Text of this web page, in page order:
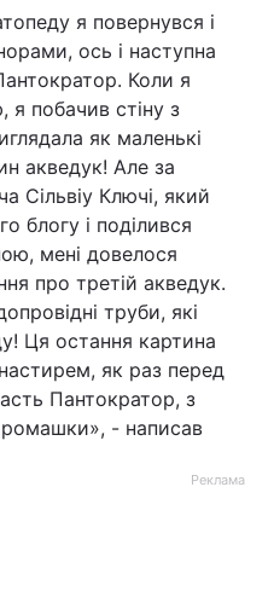
я повернувся і
ось і наступна
Коли я
я побачив стіну з
як маленькі
акведук! Але за
Сільвіу Ключі, який
блогу і поділився
мені довелося
про третій акведук.
труби, які
Ця остання картина
як раз перед
Пантократор, з
ромашки», - написав
Реклама